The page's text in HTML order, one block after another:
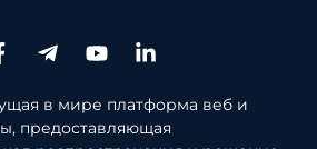
в мире платформа веб и
предоставляющая